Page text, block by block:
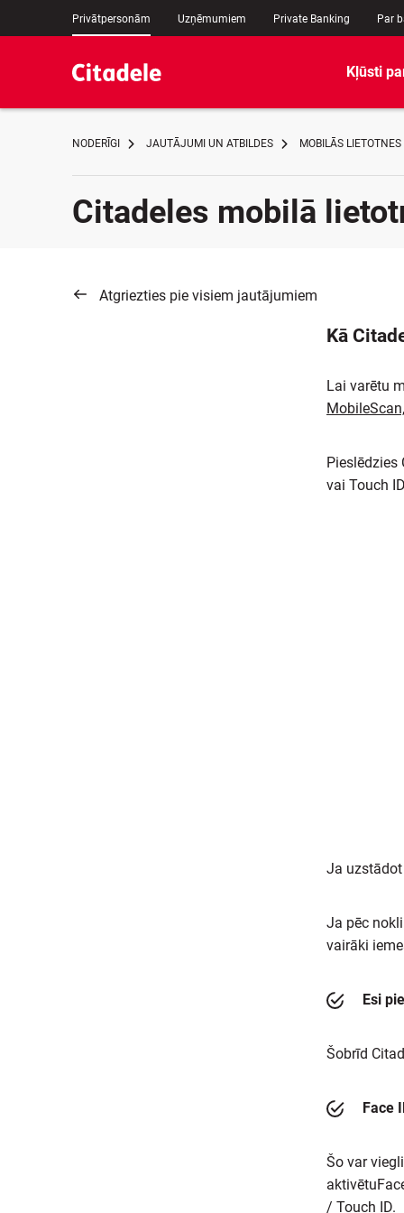
Privātpersonām Uzņēmumiem Private Banking Par
Kļūsti
NODERĪGI JAUTĀJUMI UN ATBILDES MOBILĀS
Citadeles mobilā
Atgriezties pie visiem jautājumiem
Kā
Lai varētu
Pieslēdzies
vai Touch
Ja
Ja pēc
vairāki
Esi
Šobrīd
Face
Šo var
/ Touch ID.